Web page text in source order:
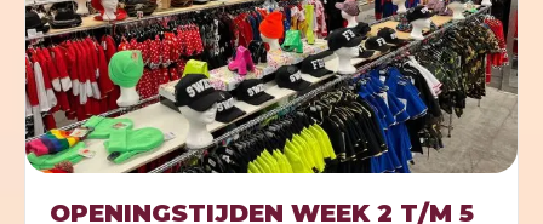
OPENINGSTIJDEN WEEK 2 T/M 5